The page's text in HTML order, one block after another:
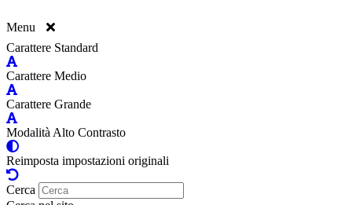
Menu
Carattere Standard
Carattere Medio
Carattere Grande
Modalità Alto Contrasto
Reimposta impostazioni originali
Cerca